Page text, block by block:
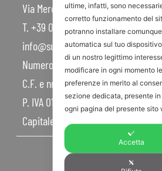
Via Mercadante, 10 – 47841 Cattolica
T. +39 0541 834011
info@sunroom.it
Numero REA RN – 225109
C.F. e nr. iscrizione al Registro
P. IVA 01968830404
Capitale Sociale 450.000,00 I.V.
ultime, infatti, sono
corretto funzionamento del
potranno installare
automatica sul tuo
di un nostro legittimo
modificare in ogni momento
preferenze in merito al
sezione dedicata, presente in
ogni pagina del presente sito
Accetta